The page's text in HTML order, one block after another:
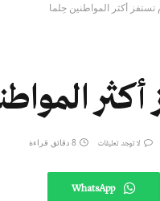
أكثر المواطنين حِلما
لا توجد تعليقات 8 دقائق قراءة
WhatsApp